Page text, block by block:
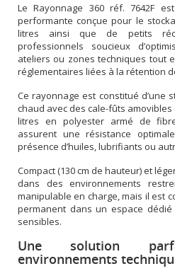
Le Rayonnage 360 réf. 7642F
performante conçue pour le
litres ainsi que de petits
professionnels soucieux
ateliers ou zones techniques tout
réglementaires liées à la rétention
Ce rayonnage est constitué d’une
chaud avec des cale-fûts
litres en polyester armé de
assurent une résistance
présence d’huiles, lubrifiants ou
Compact (130 cm de hauteur) et
dans des environnements
manipulable en charge, mais il est
permanent dans un espace
sensibles.
Une solution
environnements